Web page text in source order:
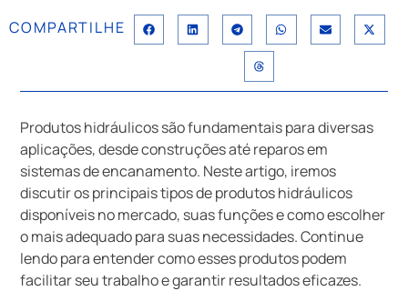
COMPARTILHE
Produtos hidráulicos são fundamentais para diversas
aplicações, desde construções até reparos em
sistemas de encanamento. Neste artigo, iremos
discutir os principais tipos de produtos hidráulicos
disponíveis no mercado, suas funções e como escolher
o mais adequado para suas necessidades. Continue
lendo para entender como esses produtos podem
facilitar seu trabalho e garantir resultados eficazes.